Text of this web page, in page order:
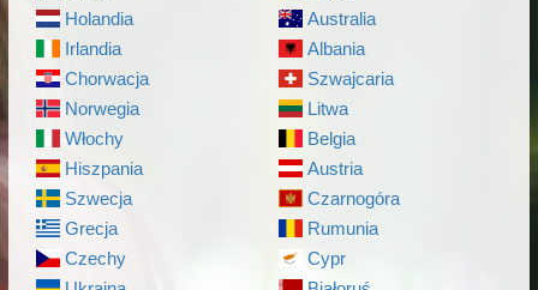
Holandia
Irlandia
Chorwacja
Norwegia
Włochy
Hiszpania
Szwecja
Grecja
Czechy
Australia
Albania
Szwajcaria
Litwa
Belgia
Austria
Czarnogóra
Rumunia
Cypr